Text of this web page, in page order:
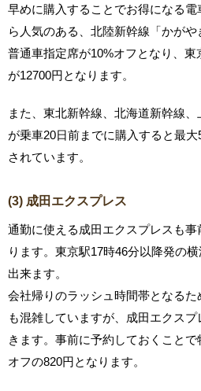
早めに購入することでお得になる
ら人気のある、北陸新幹線「かがや
普通車指定席が10%オフとなり、東
が12700円となります。
また、東北新幹線、北海道新幹線
が乗車20日前までに購入すると最
されています。
(3) 成田エクスプレス
通勤に使える成田エクスプレスも
ります。東京駅17時46分以降発の
出来ます。
会社帰りのラッシュ時間帯となる
も混雑していますが、成田エクス
きます。事前に予約しておくこと
オフの820円となります。